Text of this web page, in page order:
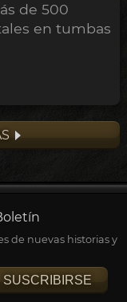
de 500
en tumbas
de nuevas historias y
SUSCRIBIRSE